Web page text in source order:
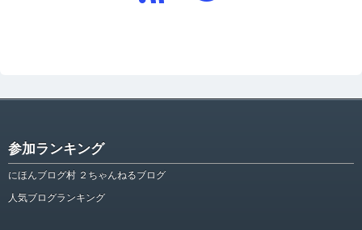
参加ランキング
にほんブログ村 ２ちゃんねるブログ
人気ブログランキング